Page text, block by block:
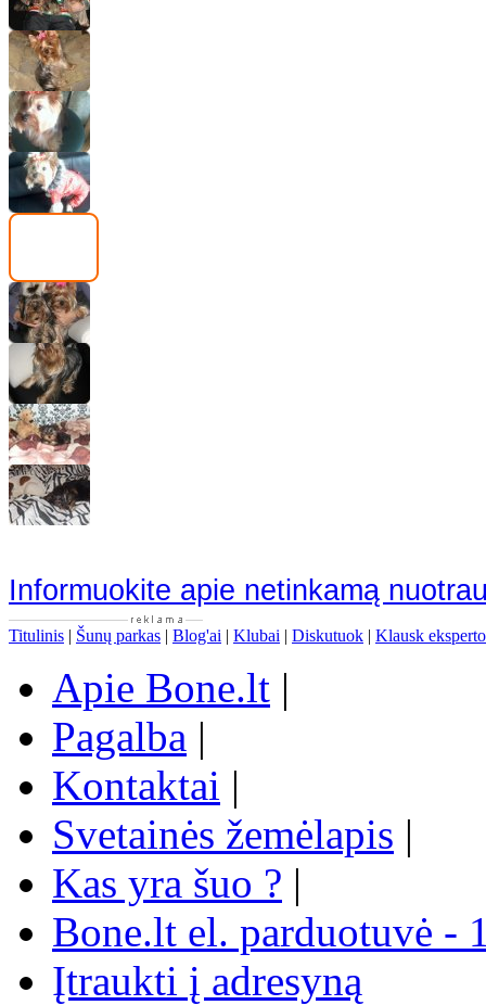
Informuokite apie netinkamą
Titulinis | Šunų parkas | Blog'ai | Klubai | Diskutuok | Klausk eksperto
Apie Bone.lt |
Pagalba |
Kontaktai |
Svetainės žemėlapis |
Kas yra šuo ? |
Bone.lt el. parduotuvė -
Įtraukti į adresyną